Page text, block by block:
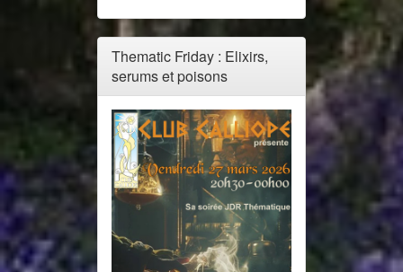
Thematic Friday : Elixirs,
serums et poisons